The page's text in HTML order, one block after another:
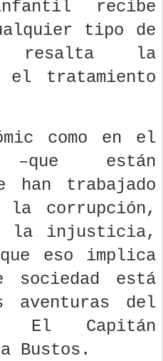
recibe
tipo de
resalta la
el tratamiento
como en el
–que están
han trabajado
la corrupción,
la injusticia,
eso implica
sociedad está
del
El Capitán
Bustos.